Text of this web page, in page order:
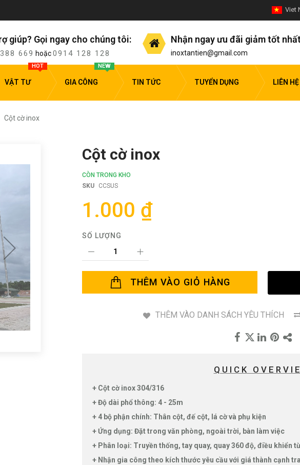
Viet
giúp? Gọi ngay cho chúng tôi:
669 hoặc0914 128 128
Nhận ngay ưu đãi giảm tốt
inoxtantien@gmail.com
VẬT TƯ
HOT
GIA CÔNG
NEW
TIN TỨC TUYỂN DỤNG LIÊN HỆ
Cột cờ inox
Cột cờ inox
CÒN TRONG KHO
SKU
CCSUS
1.000 ₫
SỐ LƯỢNG
THÊM VÀO GIỎ HÀNG
THÊM VÀO DANH SÁCH YÊU THÍCH
QUICK
+ Cột cờ inox 304/316
+ Độ dài phổ thông: 4 - 25m
+ 4 bộ phận chính: Thân cột, đế cột, lá cờ và phụ kiện
+ Ứng dụng: Đặt trong văn phòng, ngoài trời, bàn làm việc
+ Phân loại: Truyền thống, tay quay, quay 360 độ, điều khiển
+ Nhận gia công theo kích thước yêu cầu với giá thành cạnh